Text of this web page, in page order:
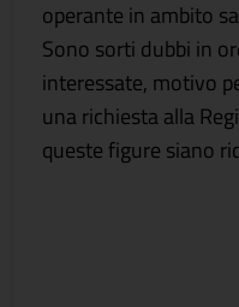
operante in ambito
Sono sorti dubbi in
interessate, motivo
una richiesta alla
queste figure siano